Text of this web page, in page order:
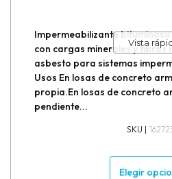
Vista
Impermeabilizante
con cargas minerales y fibras
asbesto para sistemas
Usos En losas de concreto
propia.En losas de concreto
pendiente...
SKU |
Elegir